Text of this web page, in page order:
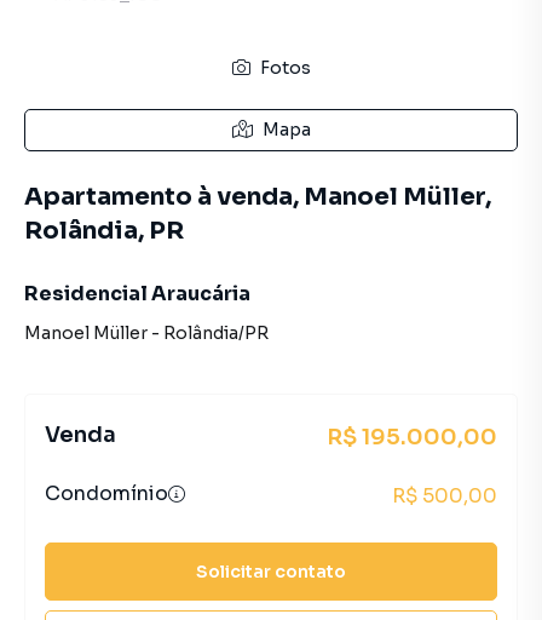
Fotos
Mapa
Apartamento à venda, Manoel Müller,
Rolândia, PR
Residencial Araucária
Manoel Müller - Rolândia/PR
Venda R$ 195.000,00
Condomínio R$ 500,00
Solicitar contato